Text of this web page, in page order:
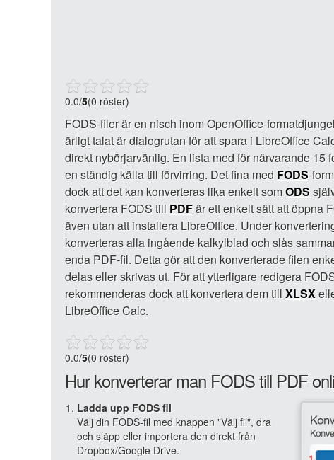
0.0/5(0 röster)
FODS-filer är en nisch inom OpenOffice-
ärligt talat är dialogrutan för att spara i LibreOffice
direkt nybörjarvänlig. En lista med för närvarande 15
en ständig källa till förvirring. Det fina med FODS-
dock att det kan konverteras lika enkelt som ODS
konvertera FODS till PDFär ett enkelt sätt att öppna
även utan att installera LibreOffice. Under
konverteras alla ingående kalkylblad och slås
enda PDF-fil. Detta gör att den konverterade filen
delas eller skrivas ut. För att ytterligare redigera
rekommenderas dock att konvertera dem till XLSX
LibreOffice Calc.
0.0/5(0 röster)
Hur konverterar man FODS till PDF
Ladda upp FODS fil
Välj din FODS-fil med knappen "Välj fil", dra
och släpp eller importera den direkt från
Dropbox/Google Drive.